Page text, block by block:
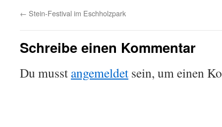
← Stein-Festival im Eschholzpark
Schreibe einen Kommentar
Du musst angemeldet sein, um einen